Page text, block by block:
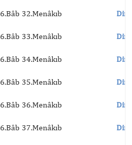
6.Bâb 32.Menâkıb
6.Bâb 33.Menâkıb
6.Bâb 34.Menâkıb
6.Bâb 35.Menâkıb
6.Bâb 36.Menâkıb
6.Bâb 37.Menâkıb